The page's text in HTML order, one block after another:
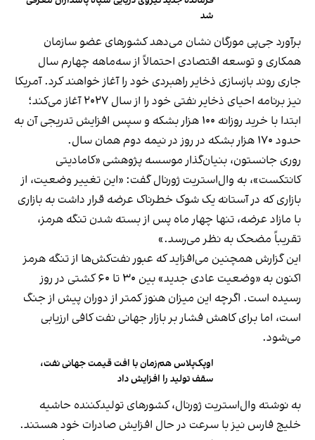
شد
برآورد جی‌پی مورگان نشان می‌دهد کشورهای عضو سازمان
همکاری و توسعه اقتصادی احتمالاً از سه‌ماهه چهارم سال
جاری روند بازسازی ذخایر راهبردی خود را آغاز خواهند کرد. آمریکا
نیز برنامه احیای ذخایر نفتی خود را از سال ۲۰۲۷ آغاز می‌کند؛
ابتدا با خرید روزانه ۱۰۰ هزار بشکه و سپس افزایش تدریجی آن به
حدود ۱۷۰ هزار بشکه در روز در نیمه دوم همان سال.
روری جانستون، بنیان‌گذار موسسه پژوهشی «کامادیتی
کانتکست»، به وال‌استریت ژورنال گفت: «این تغییر وضعیت، از
بازاری که در آستانه یک شوک خطرناک عرضه قرار داشت به بازاری
با مازاد عرضه، تنها چهار ماه پس از بسته شدن تنگه هرمز،
تقریباً مضحک به نظر می‌رسد.»
این گزارش همچنین می‌افزاید که عبور نفت‌کش‌ها از تنگه هرمز
اکنون به «وضعیت عادی جدید» بین ۳۰ تا ۶۰ کشتی در روز
رسیده است. اگرچه این میزان هنوز کمتر از دوران پیش از جنگ
است، اما برای کاهش فشار بر بازار جهانی نفت کافی ارزیابی
می‌شود.
اوپک‌پلاس هم‌زمان با افت قیمت جهانی نفت،
سقف تولید را افزایش داد
به نوشته وال‌استریت ژورنال، کشورهای تولیدکننده حاشیه
خلیج فارس نیز با سرعت در حال افزایش صادرات خود هستند.